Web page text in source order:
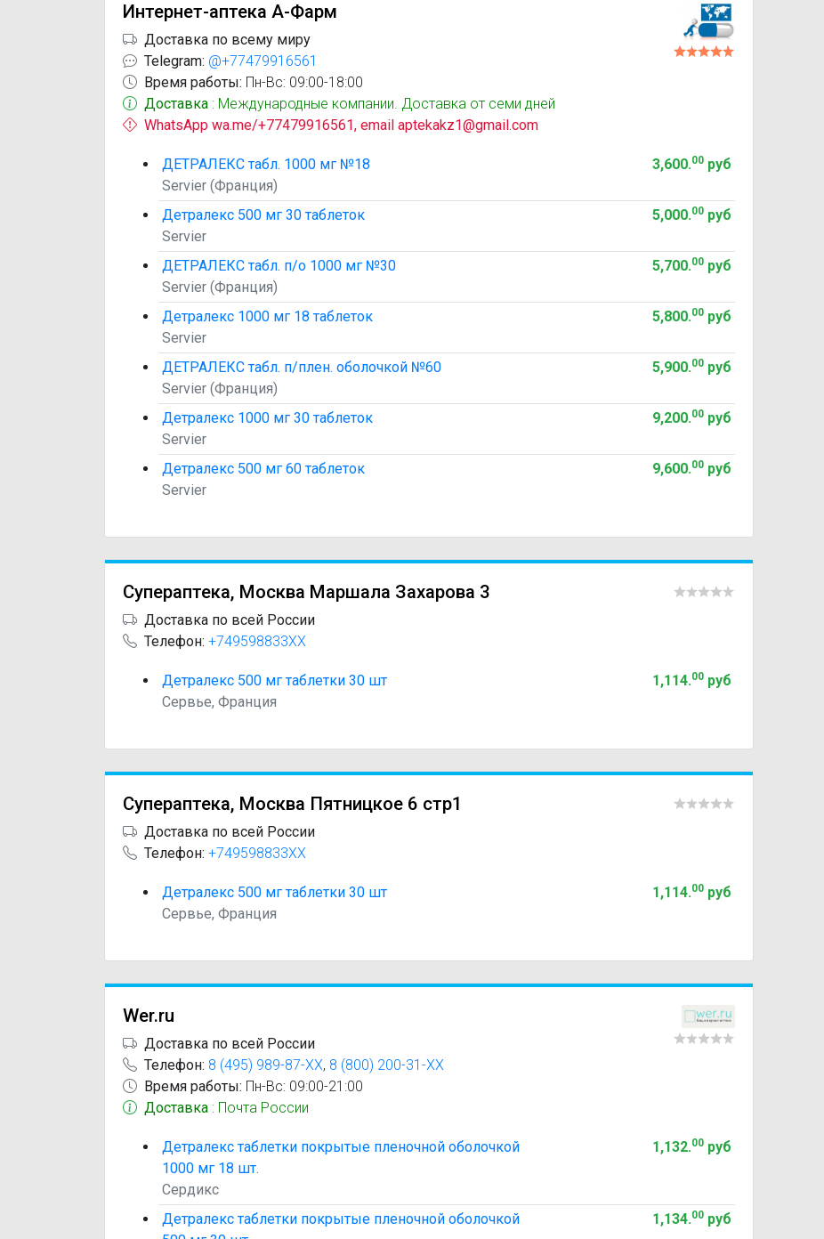
Интернет-аптека А-Фарм
Доставка по всему миру
Telegram: @+77479916561
Время работы: Пн-Вс: 09:00-18:00
Доставка : Международные компании. Доставка от семи дней
WhatsApp wa.me/+77479916561, email aptekakz1@gmail.com
ДЕТРАЛЕКС табл. 1000 мг №18
Servier (Франция)
3,600.00руб
Детралекс 500 мг 30 таблеток
Servier
5,000.00руб
ДЕТРАЛЕКС табл. п/о 1000 мг №30
Servier (Франция)
5,700.00руб
Детралекс 1000 мг 18 таблеток
Servier
5,800.00руб
ДЕТРАЛЕКС табл. п/плен. оболочкой №60
Servier (Франция)
5,900.00руб
Детралекс 1000 мг 30 таблеток
Servier
9,200.00руб
Детралекс 500 мг 60 таблеток
Servier
9,600.00руб
Супераптека, Москва Маршала Захарова 3
Доставка по всей России
Телефон: +749598833XX
Детралекс 500 мг таблетки 30 шт
Сервье, Франция
1,114.00руб
Супераптека, Москва Пятницкое 6 стр1
Доставка по всей России
Телефон: +749598833XX
Детралекс 500 мг таблетки 30 шт
Сервье, Франция
1,114.00руб
Wer.ru
Доставка по всей России
Телефон: 8 (495) 989-87-XX, 8 (800) 200-31-XX
Время работы: Пн-Вс: 09:00-21:00
Доставка : Почта России
Детралекс таблетки покрытые пленочной оболочкой
1000 мг 18 шт.
Сердикс
1,132.00руб
Детралекс таблетки покрытые пленочной оболочкой
1,134.00руб